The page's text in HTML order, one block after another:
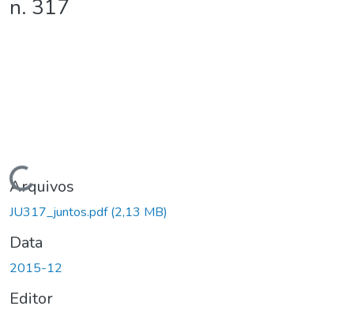
n. 317
Carregando...
Arquivos
JU317_juntos.pdf(2,13 MB)
Data
2015-12
Editor